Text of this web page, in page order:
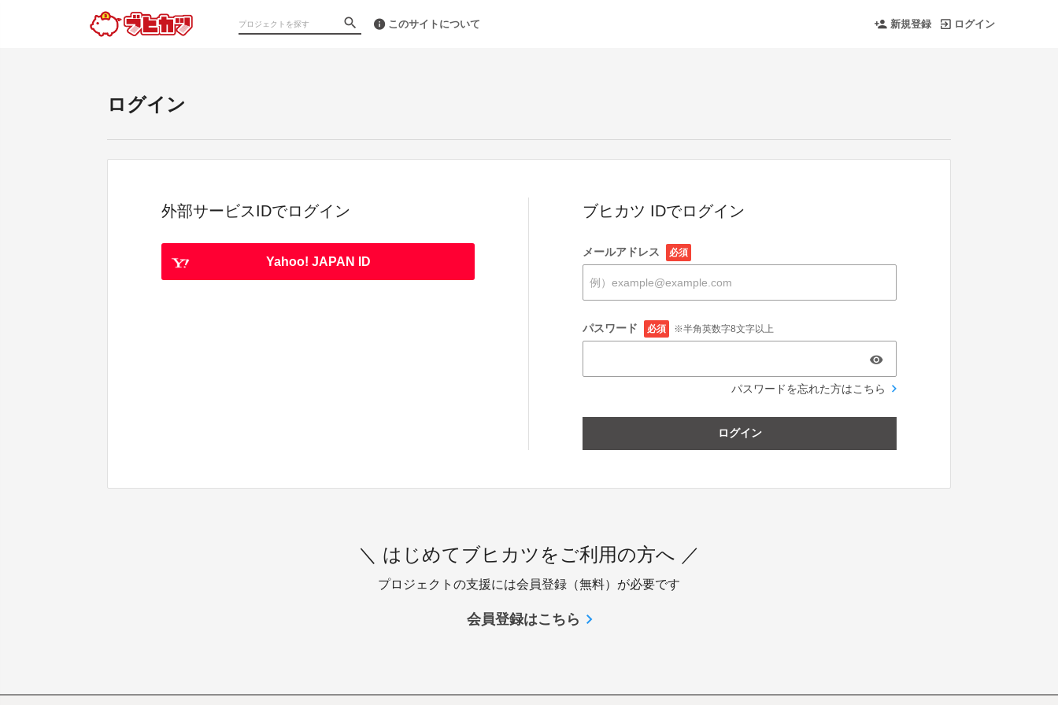
このサイトについて 新規登録 ログイン
ログイン
外部サービスIDでログイン
Yahoo! JAPAN ID
ブヒカツ IDでログイン
メールアドレス 必須
パスワード 必須 ※半角英数字8文字以上
パスワードを忘れた方はこちら
ログイン
＼ はじめてブヒカツをご利用の方へ ／
プロジェクトの支援には会員登録（無料）が必要です
会員登録はこちら